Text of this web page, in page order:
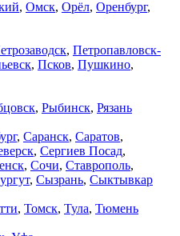
, Омск, Орёл, Оренбург,
, Петропавловск-
, Псков, Пушкино,
, Рыбинск, Рязань
, Саранск, Саратов,
, Сергиев Посад,
, Сочи, Ставрополь,
, Сызрань, Сыктывкар
, Томск, Тула, Тюмень